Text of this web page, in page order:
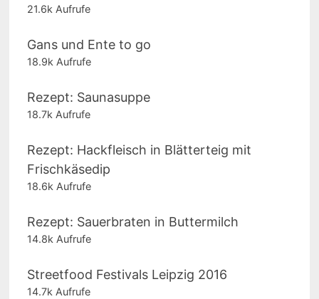
21.6k Aufrufe
Gans und Ente to go
18.9k Aufrufe
Rezept: Saunasuppe
18.7k Aufrufe
Rezept: Hackfleisch in Blätterteig mit
Frischkäsedip
18.6k Aufrufe
Rezept: Sauerbraten in Buttermilch
14.8k Aufrufe
Streetfood Festivals Leipzig 2016
14.7k Aufrufe